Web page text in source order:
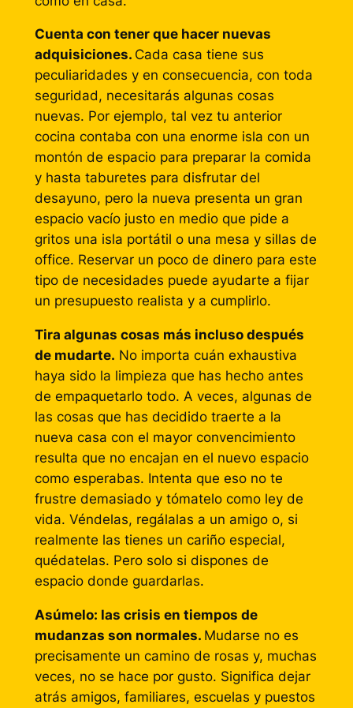
Cuenta con tener que hacer nuevas
adquisiciones. Cada casa tiene sus
peculiaridades y en consecuencia, con toda
seguridad, necesitarás algunas cosas
nuevas. Por ejemplo, tal vez tu anterior
cocina contaba con una enorme isla con un
montón de espacio para preparar la comida
y hasta taburetes para disfrutar del
desayuno, pero la nueva presenta un gran
espacio vacío justo en medio que pide a
gritos una isla portátil o una mesa y sillas de
office. Reservar un poco de dinero para este
tipo de necesidades puede ayudarte a fijar
un presupuesto realista y a cumplirlo.
Tira algunas cosas más incluso después
de mudarte. No importa cuán exhaustiva
haya sido la limpieza que has hecho antes
de empaquetarlo todo. A veces, algunas de
las cosas que has decidido traerte a la
nueva casa con el mayor convencimiento
resulta que no encajan en el nuevo espacio
como esperabas. Intenta que eso no te
frustre demasiado y tómatelo como ley de
vida. Véndelas, regálalas a un amigo o, si
realmente las tienes un cariño especial,
quédatelas. Pero solo si dispones de
espacio donde guardarlas.
Asúmelo: las crisis en tiempos de
mudanzas son normales. Mudarse no es
precisamente un camino de rosas y, muchas
veces, no se hace por gusto. Significa dejar
atrás amigos, familiares, escuelas y puestos